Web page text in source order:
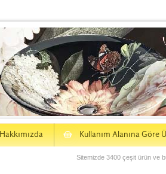
Hakkımızda Kullanım Alanına Göre
S
Sitemizde 3400 çeşit ürün ve